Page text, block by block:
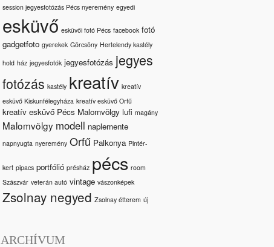
session jegyesfotózás Pécs nyeremény egyedi
esküvő esküvői fotó Pécs facebook fotó
gadgetfoto gyerekek Görcsöny Hertelendy kastély
hold ház jegyesfotók jegyesfotózás jegyes
fotózás kastély kreatív kreatív
esküvő Kiskunfélegyháza kreatív esküvő Orfű
kreatív esküvő Pécs Malomvölgy lufi magány
Malomvölgy modell naplemente
napnyugta nyeremény Orfű Palkonya Pintér-
kert pipacs portfólió présház pécs room
Szászvár veterán autó vintage vászonképek
Zsolnay negyed Zsolnay étterem új
ARCHÍVUM